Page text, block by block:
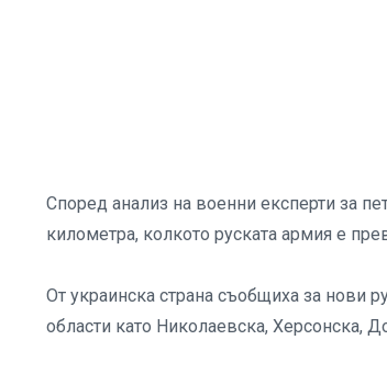
Според анализ на военни експерти за
километра, колкото руската армия е
От украинска страна съобщиха за нови
области като Николаевска, Херсонска,